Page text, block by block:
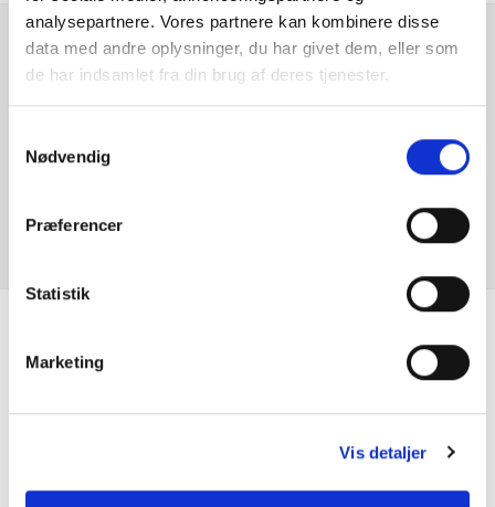
analysepartnere. Vores partnere kan kombinere disse
data med andre oplysninger, du har givet dem, eller som
de har indsamlet fra din brug af deres tjenester.
Nødvendig
Præferencer
Statistik
Marketing
Vis detaljer
Fartbegrænser
Fartpilot
Fuld LED forlygter
Isofix
Klimaanlæg
Er du interesseret i
denne bil?